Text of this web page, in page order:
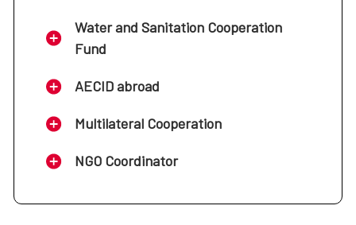
Water and Sanitation Cooperation
Fund
AECID abroad
Multilateral Cooperation
NGO Coordinator